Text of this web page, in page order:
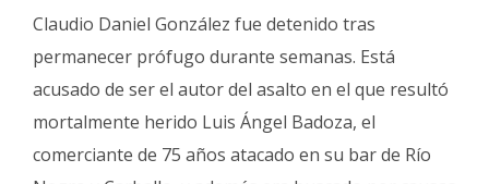
Cultura
Tecnología
Gastronomía
Claudio Daniel González fue detenido tras
permanecer prófugo durante semanas. Está
acusado de ser el autor del asalto en el que resultó
mortalmente herido Luis Ángel Badoza, el
comerciante de 75 años atacado en su bar de Río